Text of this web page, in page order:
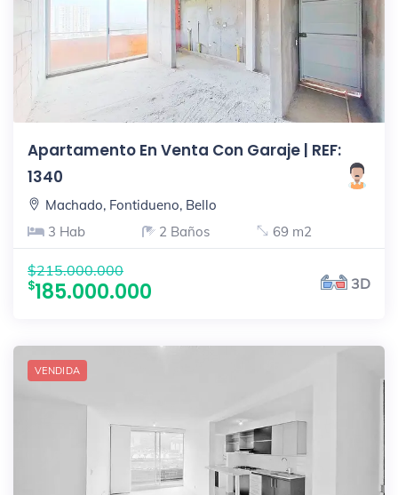
Apartamento En Venta Con Garaje | REF:
1340
Machado, Fontidueno, Bello
3 Hab
2 Baños 69 m2
$215.000.000
185.000.000 3D
VENDIDA